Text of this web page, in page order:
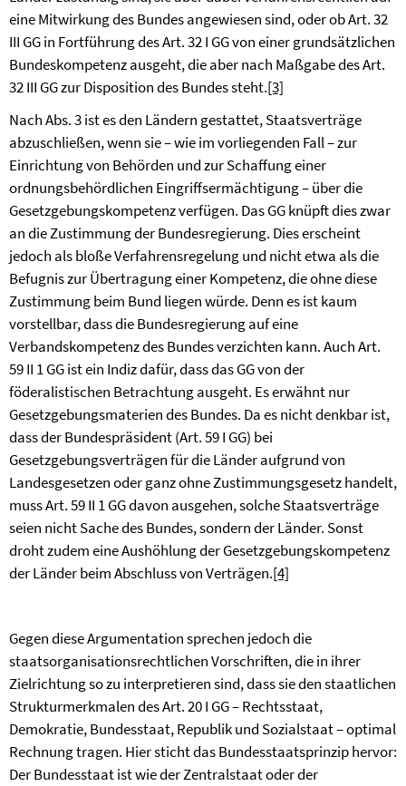
eine Mitwirkung des Bundes angewiesen sind, oder ob Art. 32
III GG in Fortführung des Art. 32 I GG von einer grundsätzlichen
Bundeskompetenz ausgeht, die aber nach Maßgabe des Art.
32 III GG zur Disposition des Bundes steht.[3]
Nach Abs. 3 ist es den Ländern gestattet, Staatsverträge
abzuschließen, wenn sie – wie im vorliegenden Fall – zur
Einrichtung von Behörden und zur Schaffung einer
ordnungsbehördlichen Eingriffsermächtigung – über die
Gesetzgebungskompetenz verfügen. Das GG knüpft dies zwar
an die Zustimmung der Bundesregierung. Dies erscheint
jedoch als bloße Verfahrensregelung und nicht etwa als die
Befugnis zur Übertragung einer Kompetenz, die ohne diese
Zustimmung beim Bund liegen würde. Denn es ist kaum
vorstellbar, dass die Bundesregierung auf eine
Verbandskompetenz des Bundes verzichten kann. Auch Art.
59 II 1 GG ist ein Indiz dafür, dass das GG von der
föderalistischen Betrachtung ausgeht. Es erwähnt nur
Gesetzgebungsmaterien des Bundes. Da es nicht denkbar ist,
dass der Bundespräsident (Art. 59 I GG) bei
Gesetzgebungsverträgen für die Länder aufgrund von
Landesgesetzen oder ganz ohne Zustimmungsgesetz handelt,
muss Art. 59 II 1 GG davon ausgehen, solche Staatsverträge
seien nicht Sache des Bundes, sondern der Länder. Sonst
droht zudem eine Aushöhlung der Gesetzgebungskompetenz
der Länder beim Abschluss von Verträgen.[4]
Gegen diese Argumentation sprechen jedoch die
staatsorganisationsrechtlichen Vorschriften, die in ihrer
Zielrichtung so zu interpretieren sind, dass sie den staatlichen
Strukturmerkmalen des Art. 20 I GG – Rechtsstaat,
Demokratie, Bundesstaat, Republik und Sozialstaat – optimal
Rechnung tragen. Hier sticht das Bundesstaatsprinzip hervor:
Der Bundesstaat ist wie der Zentralstaat oder der